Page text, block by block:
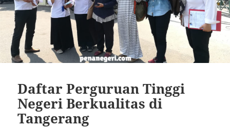
Daftar Perguruan Tinggi
Negeri Berkualitas di
Tangerang